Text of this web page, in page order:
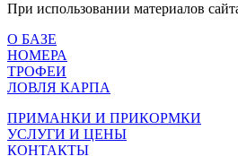
При использовании материалов
О БАЗЕ
НОМЕРА
ТРОФЕИ
ЛОВЛЯ КАРПА
ПРИМАНКИ И ПРИКОРМКИ
УСЛУГИ И ЦЕНЫ
КОНТАКТЫ